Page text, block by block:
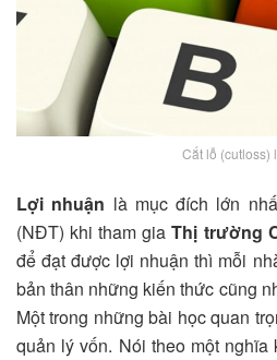
Cắt lỗ (cutloss)
Lợi nhuận là mục đích lớn
(NĐT) khi tham giaThị trường
để đạt được lợi nhuận thì mỗi
bản thân những kiến thức cũng
Một trong những bài học quan
quản lý vốn. Nói theo một